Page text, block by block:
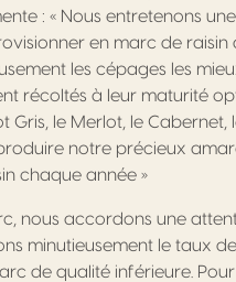
: « Nous entretenons
en marc de raisin
les cépages les
récoltés à leur maturité
Gris, le Merlot, le
notre précieux
chaque année »
nous accordons une
minutieusement le taux
de qualité inférieure.